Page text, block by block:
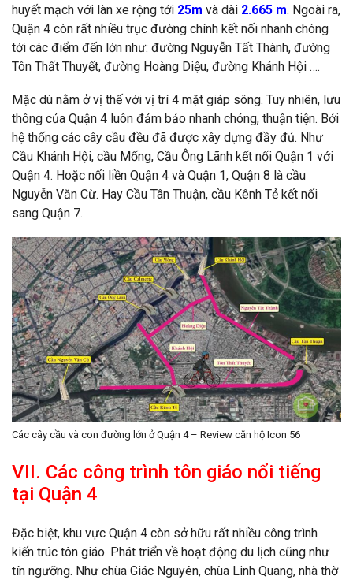
huyết mạch với làn xe rộng tới 25m và dài 2.665 m. Ngoài ra,
Quận 4 còn rất nhiều trục đường chính kết nối nhanh chóng
tới các điểm đến lớn như: đường Nguyễn Tất Thành, đường
Tôn Thất Thuyết, đường Hoàng Diệu, đường Khánh Hội ….
Mặc dù nằm ở vị thế với vị trí 4 mặt giáp sông. Tuy nhiên, lưu
thông của Quận 4 luôn đảm bảo nhanh chóng, thuận tiện. Bởi
hệ thống các cây cầu đều đã được xây dựng đầy đủ. Như
Cầu Khánh Hội, cầu Mống, Cầu Ông Lãnh kết nối Quận 1 với
Quận 4. Hoặc nối liền Quận 4 và Quận 1, Quận 8 là cầu
Nguyễn Văn Cừ. Hay Cầu Tân Thuận, cầu Kênh Tẻ kết nối
sang Quận 7.
Các cây cầu và con đường lớn ở Quận 4 – Review căn hộ Icon 56
VII. Các công trình tôn giáo nổi tiếng
tại Quận 4
Đặc biệt, khu vực Quận 4 còn sở hữu rất nhiều công trình
kiến trúc tôn giáo. Phát triển về hoạt động du lịch cũng như
tín ngưỡng. Như chùa Giác Nguyên, chùa Linh Quang, nhà thờ